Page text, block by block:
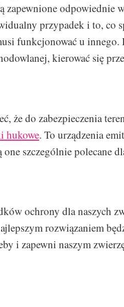
zapewnione odpowiednie
przypadek i to, co
funkcjonować u innego.
kierować się
że do zabezpieczenia
hukowe. To urządzenia
one szczególnie polecane
ochrony dla naszych
rozwiązaniem
i zapewni naszym